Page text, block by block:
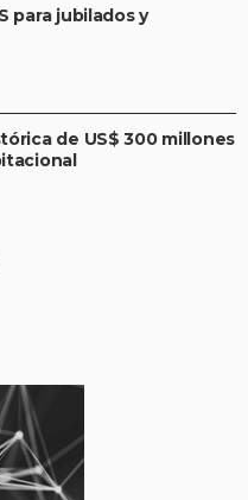
para jubilados y
de US$ 300 millones